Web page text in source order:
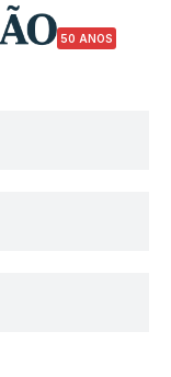
50 ANOS